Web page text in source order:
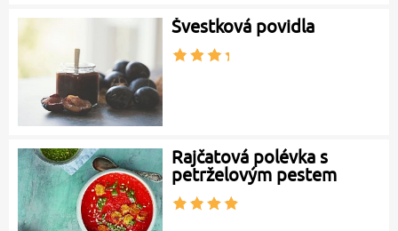
Švestková povidla
Rajčatová polévka s
petrželovým pestem